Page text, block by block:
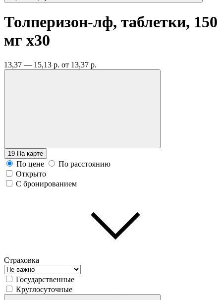
Толперизон-лф, таблетки, 150
мг x30
13,37 — 15,13 р. от 13,37 р.
19 На карте
По цене
По расстоянию
Открыто
С бронированием
Страховка
Государственные
Круглосуточные